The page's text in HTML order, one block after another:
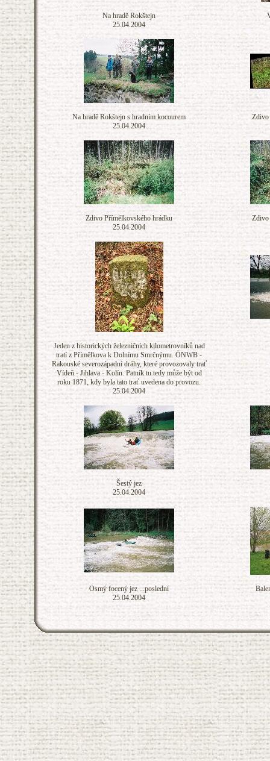
Na hradě Rokštejn
25.04.2004
Na hradě Rokštejn s hradním kocourem
25.04.2004
Zdivo
Zdivo Přímělkovského hrádku
25.04.2004
Zdivo
Jeden z historických železničních kilometrovníků nad
tratí z Přímělkova k Dolnímu Smrčnýmu. ÖNWB -
Rakouské severozápadní dráhy, které provozovaly trať
Vídeň - Jihlava - Kolín. Patník tu tedy může být od
roku 1871, kdy byla tato trať uvedena do provozu.
25.04.2004
Šestý jez
25.04.2004
Osmý focený jez ...poslední
25.04.2004